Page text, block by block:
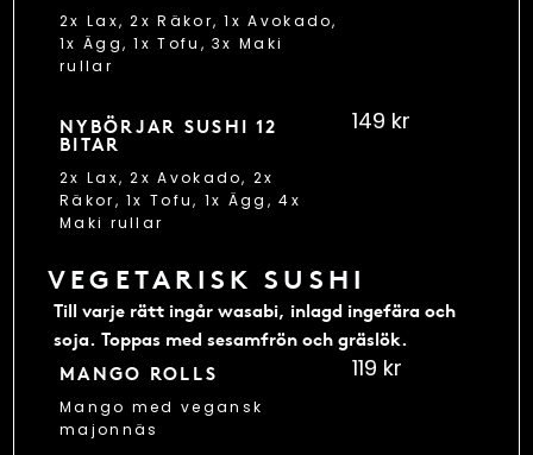
2x Lax, 2x Räkor, 1x Avokado,
1x Ägg, 1x Tofu, 3x Maki
rullar
NYBÖRJAR SUSHI 12
BITAR
2x Lax, 2x Avokado, 2x
Räkor, 1x Tofu, 1x Ägg, 4x
Maki rullar
149 kr
VEGETARISK SUSHI
Till varje rätt ingår wasabi, inlagd ingefära och
soja. Toppas med sesamfrön och gräslök.
MANGO ROLLS
Mango med vegansk
majonnäs
119 kr